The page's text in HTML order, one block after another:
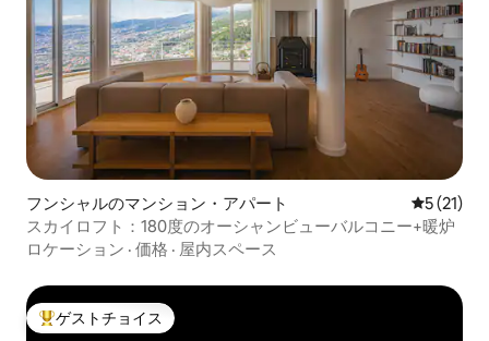
フンシャルのマンション・アパート レビュー
5 (21)
スカイロフト：180度のオーシャンビューバルコニー+暖炉
ロケーション · 価格 · 屋内スペース
大好評のゲストチョイスです。
ゲストチョイス